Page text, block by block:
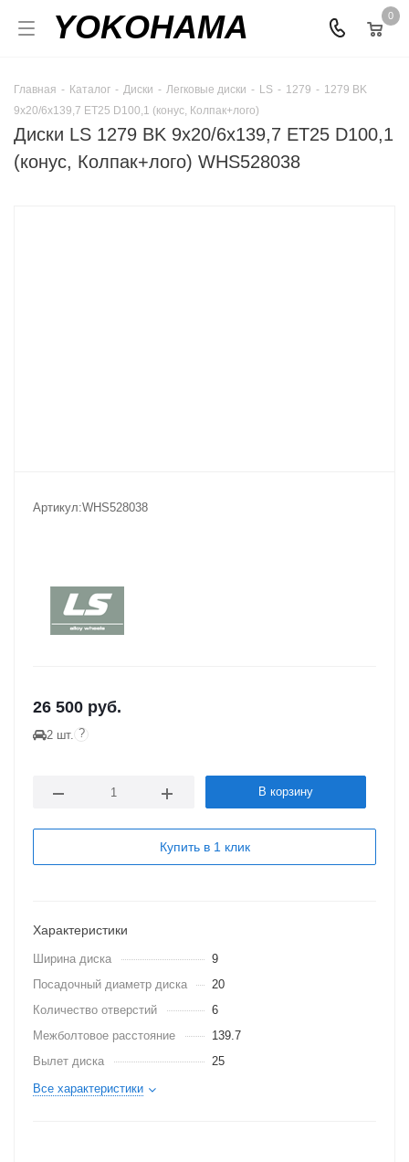
YOKOHAMA 0
Главная - Каталог - Диски - Легковые диски - LS - 1279 - 1279 BK
9x20/6x139,7 ET25 D100,1 (конус, Колпак+лого)
Диски LS 1279 BK 9x20/6x139,7 ET25 D100,1
(конус, Колпак+лого) WHS528038
Артикул:WHS528038
26 500 руб.
2 шт. ?
В корзину
Купить в 1 клик
Характеристики
Ширина диска
9
Посадочный диаметр диска
20
Количество отверстий
6
Межболтовое расстояние
139.7
Вылет диска
25
Все характеристики